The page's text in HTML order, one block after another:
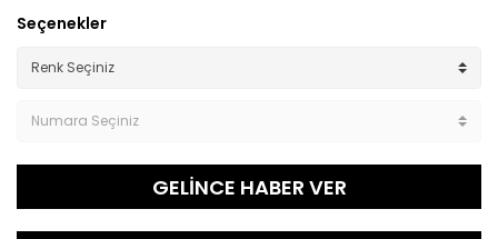
Seçenekler
GELİNCE HABER VER